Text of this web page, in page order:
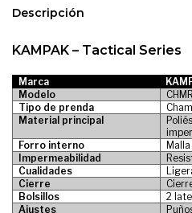
Descripción
KAMPAK – Tactical Series
Marca
Modelo
Tipo de prenda
Material principal
Forro interno
Impermeabilidad
Cualidades
Cierre
Bolsillos
2
Ajustes